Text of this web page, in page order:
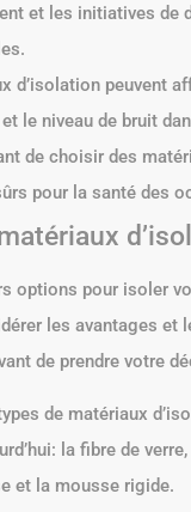
et les initiatives de
d’isolation peuvent
et le niveau de bruit
de choisir des
pour la santé des
options pour isoler
les avantages et
de prendre votre
de matériaux
la fibre de
et la mousse rigide.